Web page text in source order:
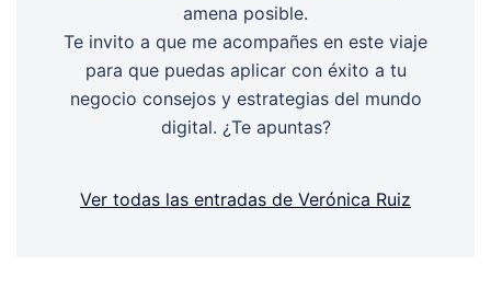
amena posible.
Te invito a que me acompañes en este viaje
para que puedas aplicar con éxito a tu
negocio consejos y estrategias del mundo
digital. ¿Te apuntas?
Ver todas las entradas de Verónica Ruiz